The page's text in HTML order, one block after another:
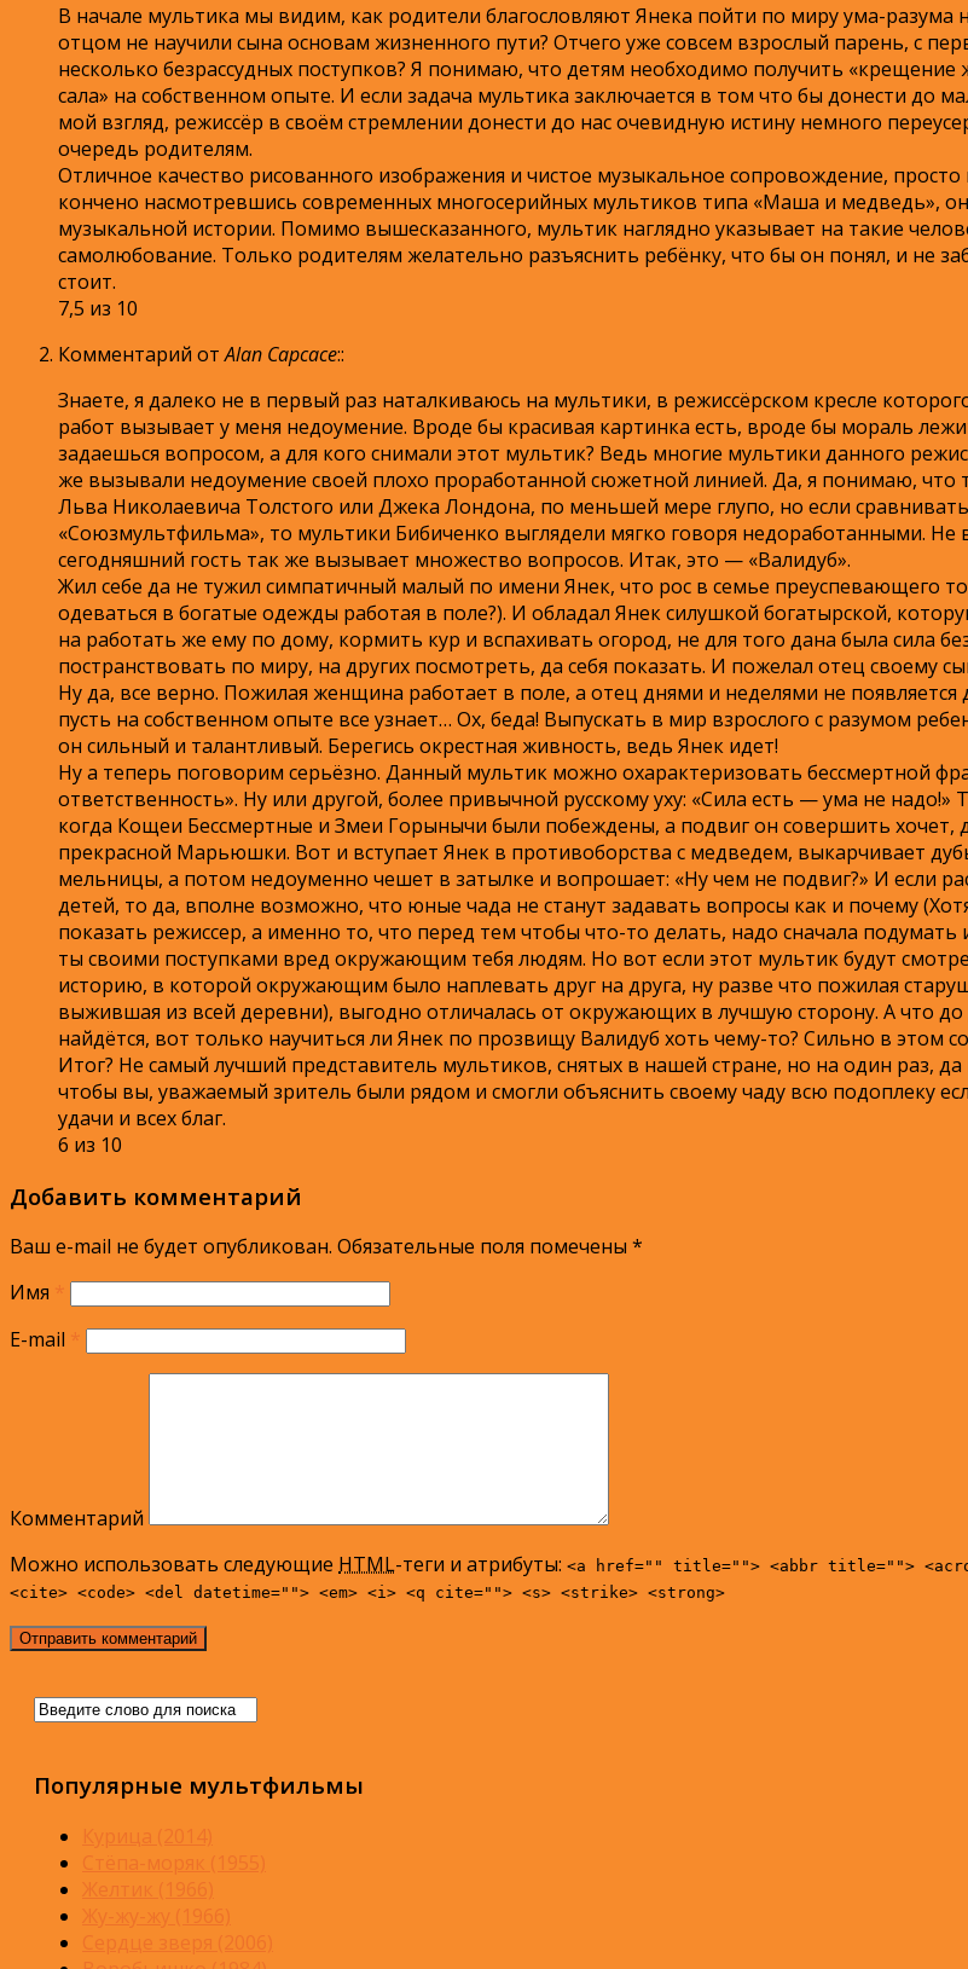
В начале мультика мы видим, как родители благословляют Янека пойти по миру ума-разума
отцом не научили сына основам жизненного пути? Отчего уже совсем взрослый парень, с
несколько безрассудных поступков? Я понимаю, что детям необходимо получить
сала» на собственном опыте. И если задача мультика заключается в том что бы донести до
мой взгляд, режиссёр в своём стремлении донести до нас очевидную истину немного
очередь родителям.
Отличное качество рисованного изображения и чистое музыкальное сопровождение,
кончено насмотревшись современных многосерийных мультиков типа «Маша и медведь»,
музыкальной истории. Помимо вышесказанного, мультик наглядно указывает на такие
самолюбование. Только родителям желательно разъяснить ребёнку, что бы он понял, и не
стоит.
7,5 из 10
Комментарий отAlan Capcace::
Знаете, я далеко не в первый раз наталкиваюсь на мультики, в режиссёрском кресле
работ вызывает у меня недоумение. Вроде бы красивая картинка есть, вроде бы мораль
задаешься вопросом, а для кого снимали этот мультик? Ведь многие мультики данного
же вызывали недоумение своей плохо проработанной сюжетной линией. Да, я понимаю, что
Льва Николаевича Толстого или Джека Лондона, по меньшей мере глупо, но если
«Союзмультфильма», то мультики Бибиченко выглядели мягко говоря недоработанными. Не
сегодняшний гость так же вызывает множество вопросов. Итак, это — «Валидуб».
Жил себе да не тужил симпатичный малый по имени Янек, что рос в семье преуспевающего
одеваться в богатые одежды работая в поле?). И обладал Янек силушкой богатырской,
на работать же ему по дому, кормить кур и вспахивать огород, не для того дана была сила
постранствовать по миру, на других посмотреть, да себя показать. И пожелал отец своему
Ну да, все верно. Пожилая женщина работает в поле, а отец днями и неделями не
пусть на собственном опыте все узнает… Ох, беда! Выпускать в мир взрослого с разумом
он сильный и талантливый. Берегись окрестная живность, ведь Янек идет!
Ну а теперь поговорим серьёзно. Данный мультик можно охарактеризовать бессмертной
ответственность». Ну или другой, более привычной русскому уху: «Сила есть — ума не надо!»
когда Кощеи Бессмертные и Змеи Горынычи были побеждены, а подвиг он совершить хочет,
прекрасной Марьюшки. Вот и вступает Янек в противоборства с медведем, выкарчивает
мельницы, а потом недоуменно чешет в затылке и вопрошает: «Ну чем не подвиг?» И если
детей, то да, вполне возможно, что юные чада не станут задавать вопросы как и почему
показать режиссер, а именно то, что перед тем чтобы что-то делать, надо сначала
ты своими поступками вред окружающим тебя людям. Но вот если этот мультик будут
историю, в которой окружающим было наплевать друг на друга, ну разве что пожилая
выжившая из всей деревни), выгодно отличалась от окружающих в лучшую сторону. А что до
найдётся, вот только научиться ли Янек по прозвищу Валидуб хоть чему-то? Сильно в этом
Итог? Не самый лучший представитель мультиков, снятых в нашей стране, но на один раз, да
чтобы вы, уважаемый зритель были рядом и смогли объяснить своему чаду всю подоплеку
удачи и всех благ.
6 из 10
Добавить комментарий
Ваш e-mail не будет опубликован. Обязательные поля помечены *
Имя *
E-mail *
Комментарий
Можно использовать следующие HTML-теги и атрибуты: <a href="" title=""> <abbr title="">
<cite> <code> <del datetime=""> <em> <i> <q cite=""> <s> <strike> <strong>
Популярные мультфильмы
Курица (2014)
Стёпа-моряк (1955)
Желтик (1966)
Жу-жу-жу (1966)
Сердце зверя (2006)